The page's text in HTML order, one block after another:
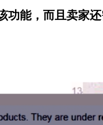
功能，而且卖家